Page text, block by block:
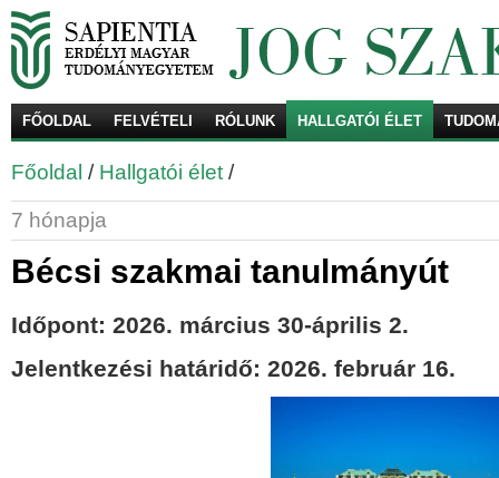
FŐOLDAL FELVÉTELI RÓLUNK HALLGATÓI ÉLET
Főoldal / Hallgatói élet /
7 hónapja
Bécsi szakmai tanulmányút
Időpont: 2026. március 30-április 2.
Jelentkezési határidő: 2026. február 16.